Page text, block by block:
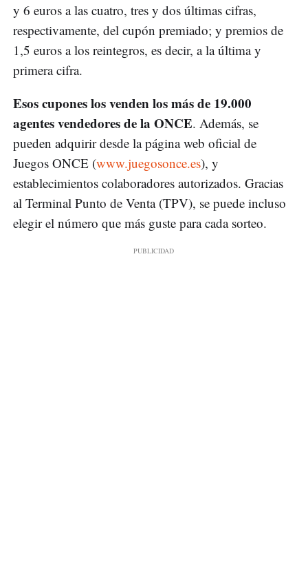
y 6 euros a las cuatro, tres y dos últimas cifras,
respectivamente, del cupón premiado; y premios de
1,5 euros a los reintegros, es decir, a la última y
primera cifra.
Esos cupones los venden los más de 19.000
agentes vendedores de la ONCE. Además, se
pueden adquirir desde la página web oficial de
Juegos ONCE (www.juegosonce.es), y
establecimientos colaboradores autorizados. Gracias
al Terminal Punto de Venta (TPV), se puede incluso
elegir el número que más guste para cada sorteo.